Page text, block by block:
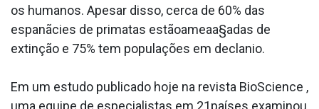
os humanos. Apesar disso, cerca de 60% das
espanãcies de primatas estãoameaa§adas de
extinção e 75% tem populações em decla­nio.
Em um estudo publicado hoje na revista BioScience ,